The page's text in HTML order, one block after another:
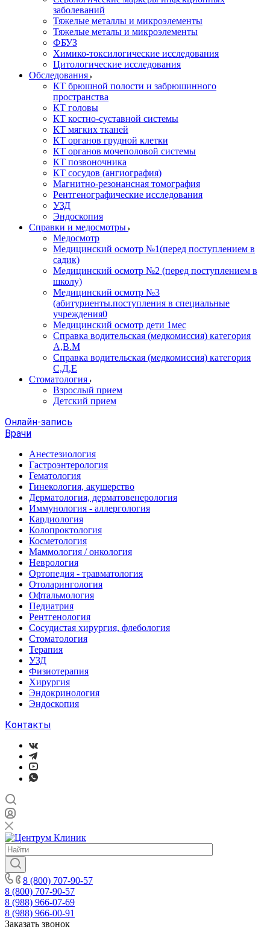
заболеваний
Тяжелые металлы и микроэлементы
Тяжелые металы и микроэлементы
ФБУЗ
Химико-токсилогические исследования
Цитологические исследования
Обследования
КТ брюшной полости и забрюшинного
пространства
КТ головы
КТ костно-суставной системы
КТ мягких тканей
КТ органов грудной клетки
КТ органов мочеполовой системы
КТ позвоночника
КТ сосудов (ангиография)
Магнитно-резонансная томография
Рентгенографические исследования
УЗД
Эндоскопия
Справки и медосмотры
Медосмотр
Медицинский осмотр №1(перед поступлением в
садик)
Медицинский осмотр №2 (перед поступлением в
школу)
Медицинский осмотр №3
(абитуриенты.поступления в специальные
учреждения0
Медицинский осмотр дети 1мес
Справка водительская (медкомиссия) категория
А,В.М
Справка водительская (медкомиссия) категория
С,Д,Е
Стоматология
Взрослый прием
Детский прием
Онлайн-запись
Врачи
Анестезиология
Гастроэнтерология
Гематология
Гинекология, акушерство
Дерматология, дерматовенерология
Иммунология - аллергология
Кардиология
Колопроктология
Косметология
Маммология / онкология
Неврология
Ортопедия - травматология
Отоларингология
Офтальмология
Педиатрия
Рентгенология
Сосудистая хирургия, флебология
Стоматология
Терапия
УЗД
Физиотерапия
Хирургия
Эндокринология
Эндоскопия
Контакты
8 (800) 707-90-57
8 (800) 707-90-57
8 (988) 966-07-69
8 (988) 966-00-91
Заказать звонок